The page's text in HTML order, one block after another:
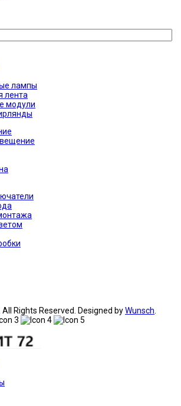
лампы
лента
модули
Rights Reserved. Designed byWunsch